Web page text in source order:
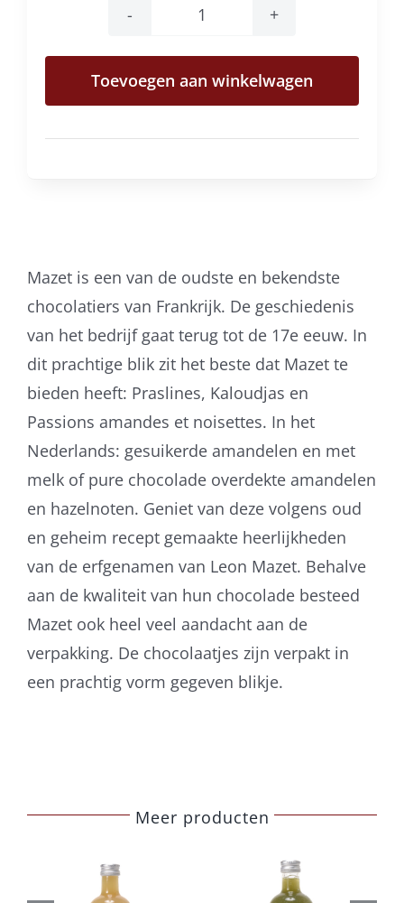
Mazet
Les
Friandises
gram
Toevoegen aan winkelwagen
Mazet is een van de oudste en bekendste
chocolatiers van Frankrijk. De geschiedenis
van het bedrijf gaat terug tot de 17e eeuw. In
dit prachtige blik zit het beste dat Mazet te
bieden heeft: Praslines, Kaloudjas en
Passions amandes et noisettes. In het
Nederlands: gesuikerde amandelen en met
melk of pure chocolade overdekte amandelen
en hazelnoten. Geniet van deze volgens oud
en geheim recept gemaakte heerlijkheden
van de erfgenamen van Leon Mazet. Behalve
aan de kwaliteit van hun chocolade besteed
Mazet ook heel veel aandacht aan de
verpakking. De chocolaatjes zijn verpakt in
een prachtig vorm gegeven blikje.
Meer producten
Belberry
Belberry